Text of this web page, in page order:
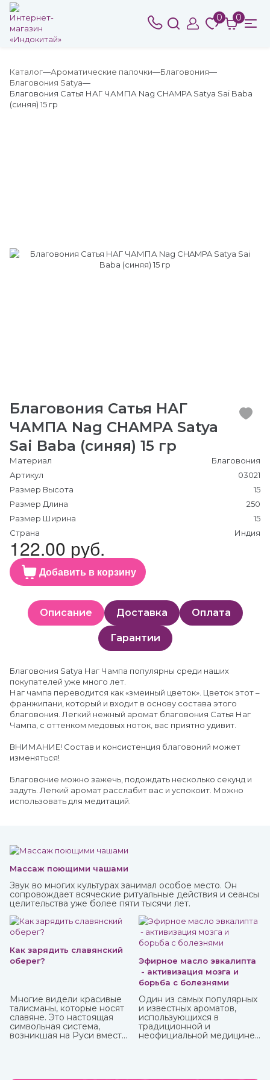
0 0
Каталог Ароматические палочки
Благовония
Благовония Satya
Благовония Сатья НАГ ЧАМПА Nag CHAMPA Satya Sai Baba
(синяя) 15 гр
Благовония Сатья НАГ
ЧАМПА Nag CHAMPA Satya
Sai Baba (синяя) 15 гр
Материал
Благовония
Артикул
03021
Размер Высота
15
Размер Длина
250
Размер Ширина
15
Страна
Индия
122.00 руб.
Добавить в корзину
Описание Доставка Оплата
Гарантии
Благовония Satya Наг Чампа популярны среди наших
покупателей уже много лет.
Наг чампа переводится как «змеиный цветок». Цветок этот –
франжипани, который и входит в основу состава этого
благовония. Легкий нежный аромат благовония Сатья Наг
Чампа, с оттенком медовых ноток, вас приятно удивит.
ВНИМАНИЕ! Состав и консистенция благовоний может
изменяться!
Благовоние можно зажечь, подождать несколько секунд и
задуть. Легкий аромат расслабит вас и успокоит. Можно
использовать для медитаций.
Массаж поющими чашами
Звук во многих культурах занимал особое место. Он
сопровождает всяческие ритуальные действия и сеансы
целительства уже более пяти тысячи лет.
Как зарядить славянский
оберег?
Многие видели красивые
талисманы, которые носят
славяне. Это настоящая
символьная система,
возникшая на Руси вместе
Эфирное масло эвкалипта
- активизация мозга и
борьба с болезнями
Один из самых популярных
и известных ароматов,
использующихся в
традиционной и
неофициальной медицине,